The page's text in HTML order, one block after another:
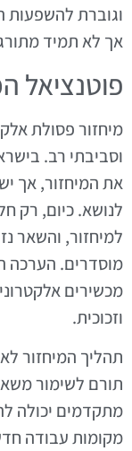
וגוברת להשפעות
אך לא תמיד
פוטנציאל
מיחזור פסולת
וסביבתי רב.
את המיחזור, אך
לנושא. כיום, רק
למיחזור, והשאר
מכשירים
וזכוכית.
תהליך המיחזור
תורם לשימור
מתקדמים יכולה
מקומות עבודה